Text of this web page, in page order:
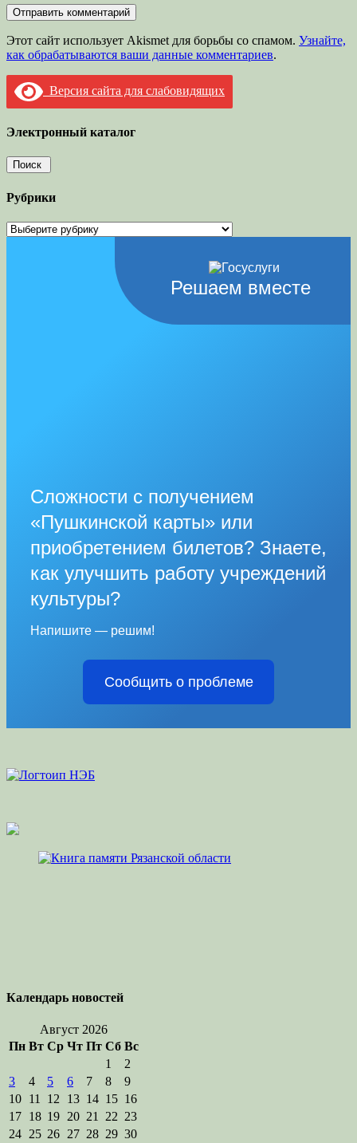
Этот сайт использует Akismet для борьбы со спамом. Узнайте,
как обрабатываются ваши данные комментариев.
Версия сайта для слабовидящих
Электронный каталог
Рубрики
Рубрики
Решаем вместе
Сложности с получением
«Пушкинской карты» или
приобретением билетов? Знаете,
как улучшить работу учреждений
культуры?
Напишите — решим!
Сообщить о проблеме
Календарь новостей
Август 2026
Пн Вт Ср Чт Пт Сб Вс
1
2
3
4 5 6 7 8
9
10 11 12 13 14 15 16
17 18 19 20 21 22 23
24 25 26 27 28 29 30